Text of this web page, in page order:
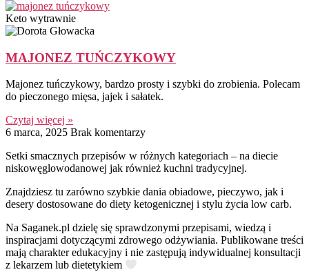
Keto wytrawnie
MAJONEZ TUŃCZYKOWY
Majonez tuńczykowy, bardzo prosty i szybki do zrobienia. Polecam
do pieczonego mięsa, jajek i sałatek.
Czytaj więcej »
6 marca, 2025 Brak komentarzy
Setki smacznych przepisów w różnych kategoriach – na diecie
niskowęglowodanowej jak również kuchni tradycyjnej.
Znajdziesz tu zarówno szybkie dania obiadowe, pieczywo, jak i
desery dostosowane do diety ketogenicznej i stylu życia low carb.
Na Saganek.pl dzielę się sprawdzonymi przepisami, wiedzą i
inspiracjami dotyczącymi zdrowego odżywiania. Publikowane treści
mają charakter edukacyjny i nie zastępują indywidualnej konsultacji
z lekarzem lub dietetykiem